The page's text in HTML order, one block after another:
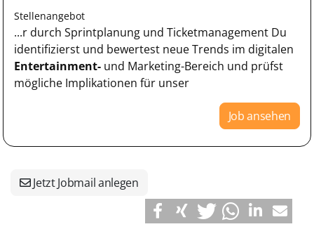
Stellenangebot
...r durch Sprintplanung und Ticketmanagement Du
identifizierst und bewertest neue Trends im digitalen
Entertainment- und Marketing-Bereich und prüfst
mögliche Implikationen für unser
Job ansehen
Jetzt Jobmail anlegen